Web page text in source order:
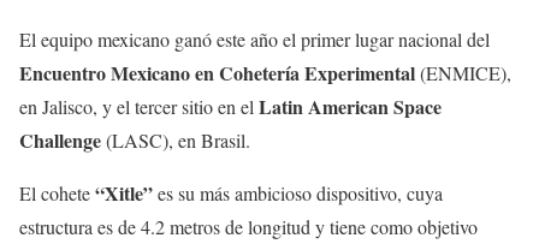
El equipo mexicano ganó este año el primer lugar nacional del
Encuentro Mexicano en Cohetería Experimental(ENMICE),
en Jalisco, y el tercer sitio en el Latin American Space
Challenge(LASC), en Brasil.
El cohete“Xitle”es su más ambicioso dispositivo, cuya
estructura es de 4.2 metros de longitud y tiene como objetivo